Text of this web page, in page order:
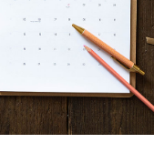
einfach als
Hause auf DIN A4